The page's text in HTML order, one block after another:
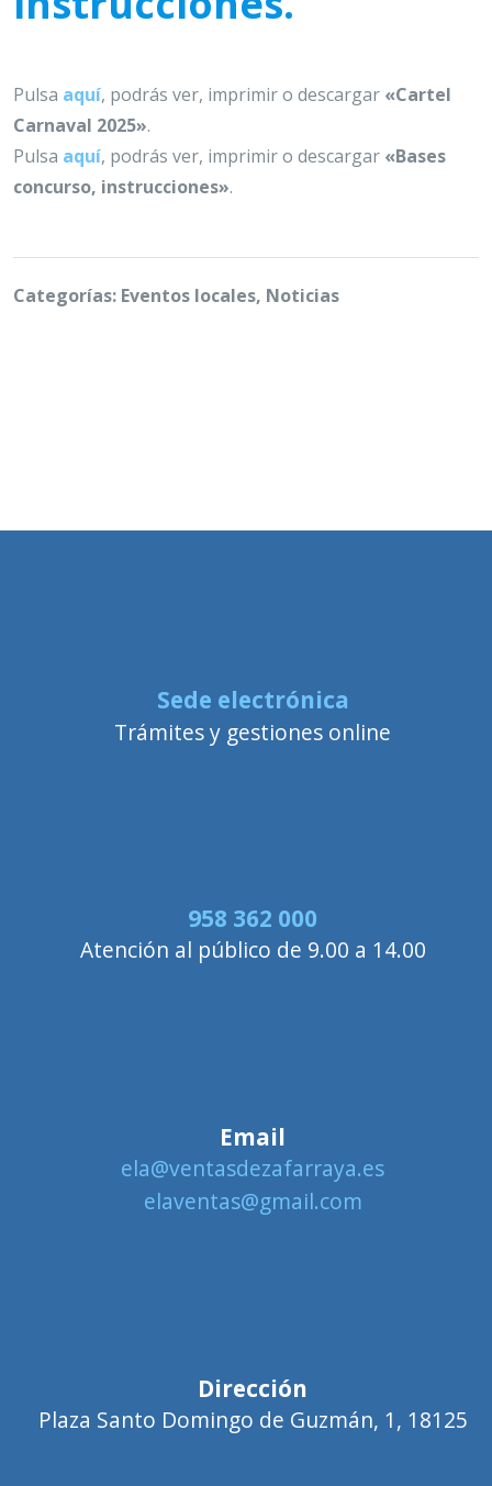
Pulsa aquí, podrás ver, imprimir o descargar «Cartel
Carnaval 2025».
Pulsa aquí, podrás ver, imprimir o descargar «Bases
concurso, instrucciones».
Categorías: Eventos locales, Noticias
Sede electrónica
Trámites y gestiones online
958 362 000
Atención al público de 9.00 a 14.00
Email
ela@ventasdezafarraya.es
elaventas@gmail.com
Dirección
Plaza Santo Domingo de Guzmán, 1, 18125